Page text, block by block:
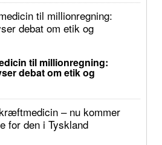
til millionregning:
debat om etik og